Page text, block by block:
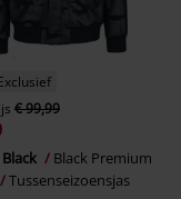
€ 99,99
Black Premium
Tussenseizoensjas